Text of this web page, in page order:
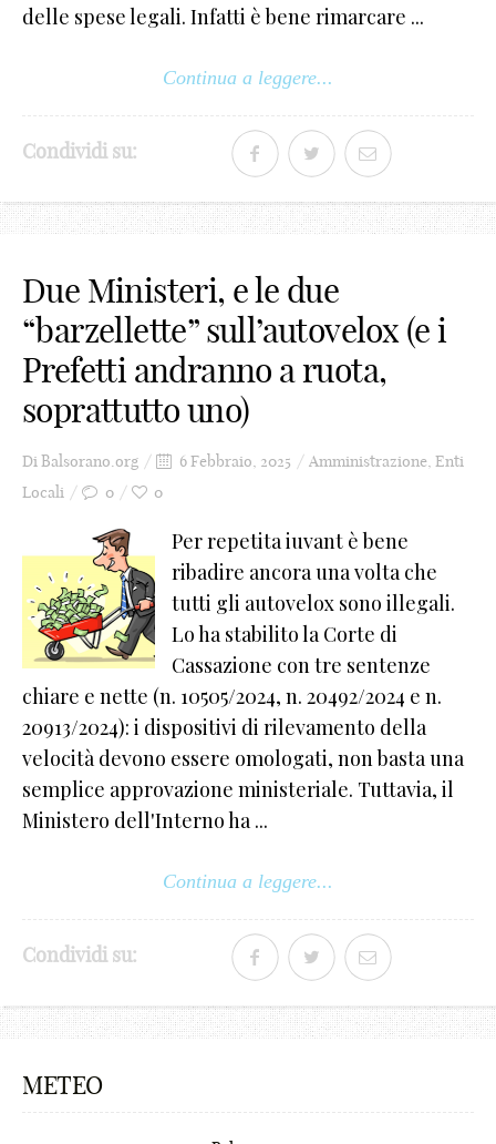
delle spese legali. Infatti è bene rimarcare ...
Continua a leggere...
Condividi su:
Due Ministeri, e le due
“barzellette” sull’autovelox (e i
Prefetti andranno a ruota,
soprattutto uno)
DiBalsorano.org 6 Febbraio, 2025 Amministrazione, Enti
Locali
0 0
Per repetita iuvant è bene
ribadire ancora una volta che
tutti gli autovelox sono illegali.
Lo ha stabilito la Corte di
Cassazione con tre sentenze
chiare e nette (n. 10505/2024, n. 20492/2024 e n.
20913/2024): i dispositivi di rilevamento della
velocità devono essere omologati, non basta una
semplice approvazione ministeriale. Tuttavia, il
Ministero dell'Interno ha ...
Continua a leggere...
Condividi su:
METEO
0
1
2
3
4
5
6
7
8
9
-
+
!
$
¢